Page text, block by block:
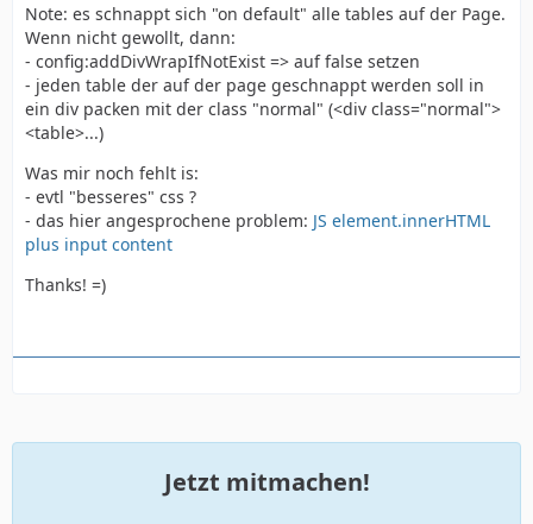
Note: es schnappt sich "on default" alle tables auf der Page.
Wenn nicht gewollt, dann:
- config:addDivWrapIfNotExist => auf false setzen
- jeden table der auf der page geschnappt werden soll in
ein div packen mit der class "normal" (<div class="normal">
<table>...)
Was mir noch fehlt is:
- evtl "besseres" css ?
- das hier angesprochene problem: JS element.innerHTML
plus input content
Thanks! =)
Jetzt mitmachen!